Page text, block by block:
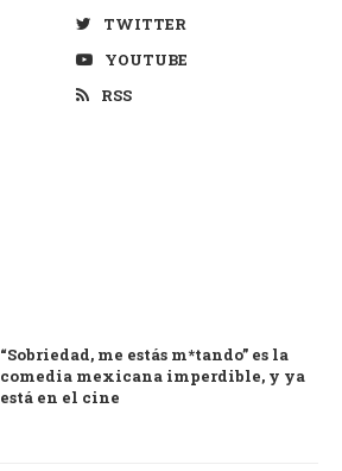
TWITTER
YOUTUBE
RSS
“Sobriedad, me estás m*tando” es la
comedia mexicana imperdible, y ya
está en el cine